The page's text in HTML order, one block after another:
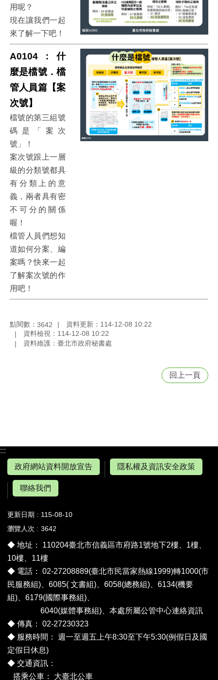
用呢？
現在讓我們一起
來了解一下吧！
A0104：什
麼是檔號．檔
管人員篇【案
次號】
檔號的第三組號
碼是「案次
號」！
案次號跟上一層
級的分類號都具
有分類上的意
義，兩者具有密
不可分的關係
喔！
檔管人員們想知
道如何分案、編
案嗎？快來一起
了解案次號的作
用吧！
點閱數： 3642
資料更新：114-12-08 10:22
資料檢視：114-12-08 10:22
資料維護：臺北市政府秘書處
回上一頁
:::
政府網站資料開放宣告
隱私權及資訊安全政策
聯絡我們
更新日期
115-08-10
瀏覽人次
3642
◆ 地址： 110204臺北市信義區市府路1號地下2樓、1樓、
10樓、11樓
◆ 電話： 02-27208889(臺北市民當家熱線1999)轉1000(市
民服務組)、6085( 文書組)、6058(總務組)、6134(機要
組)、6179(國際事務組)、
6040(媒體事務組)、 本處所屬公管中心連絡資訊
◆ 傳真： 02-27230323
◆ 服務時間： 週一至週五上午8:30至下午5:30(例假日及國
定假日休息)
◆ 交通資訊：
搭乘公車： 大臺北公車